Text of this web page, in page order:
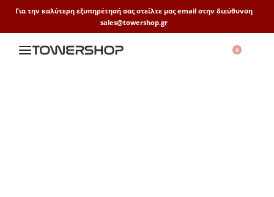
Για την καλύτερη εξυπηρέτησή σας στείλτε μας email στην διεύθυνση
sales@towershop.gr
0